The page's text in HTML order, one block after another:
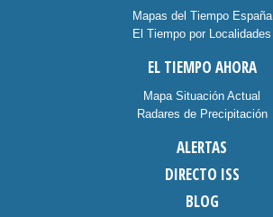
Mapas del Tiempo España
El Tiempo por Localidades
EL TIEMPO AHORA
Mapa Situación Actual
Radares de Precipitación
ALERTAS
DIRECTO ISS
BLOG